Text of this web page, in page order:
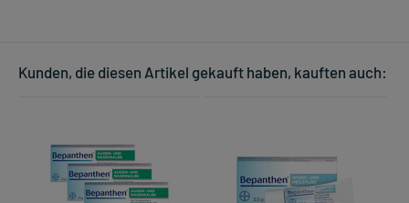
Kunden, die diesen Artikel gekauft haben, kauften auch: